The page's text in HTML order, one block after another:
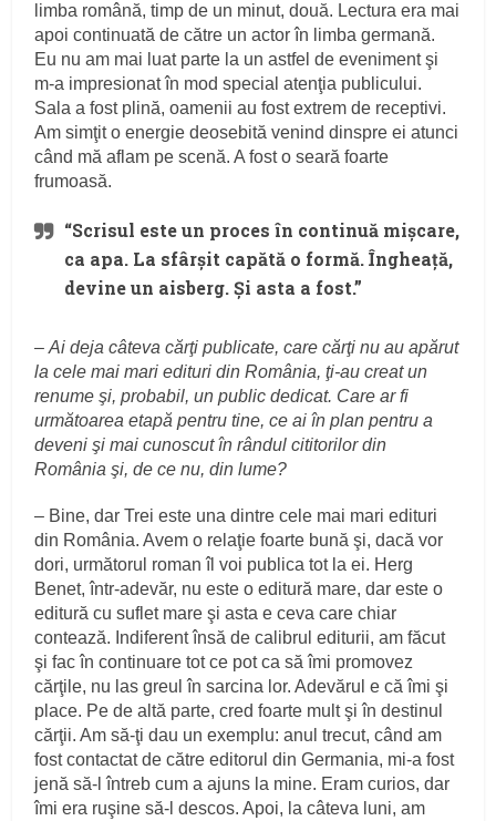
limba română, timp de un minut, două. Lectura era mai
apoi continuată de către un actor în limba germană.
Eu nu am mai luat parte la un astfel de eveniment şi
m-a impresionat în mod special atenţia publicului.
Sala a fost plină, oamenii au fost extrem de receptivi.
Am simţit o energie deosebită venind dinspre ei atunci
când mă aflam pe scenă. A fost o seară foarte
frumoasă.
“Scrisul este un proces în continuă mişcare,
ca apa. La sfârşit capătă o formă. Îngheaţă,
devine un aisberg. Şi asta a fost.”
–Ai deja câteva cărţi publicate, care cărţi nu au apărut
la cele mai mari edituri din România, ţi-au creat un
renume şi, probabil, un public dedicat. Care ar fi
următoarea etapă pentru tine, ce ai în plan pentru a
deveni şi mai cunoscut în rândul cititorilor din
România şi, de ce nu, din lume?
– Bine, dar Trei este una dintre cele mai mari edituri
din România. Avem o relaţie foarte bună şi, dacă vor
dori, următorul roman îl voi publica tot la ei. Herg
Benet, într-adevăr, nu este o editură mare, dar este o
editură cu suflet mare şi asta e ceva care chiar
contează. Indiferent însă de calibrul editurii, am făcut
şi fac în continuare tot ce pot ca să îmi promovez
cărţile, nu las greul în sarcina lor. Adevărul e că îmi şi
place. Pe de altă parte, cred foarte mult şi în destinul
cărţii. Am să-ţi dau un exemplu: anul trecut, când am
fost contactat de către editorul din Germania, mi-a fost
jenă să-l întreb cum a ajuns la mine. Eram curios, dar
îmi era ruşine să-l descos. Apoi, la câteva luni, am